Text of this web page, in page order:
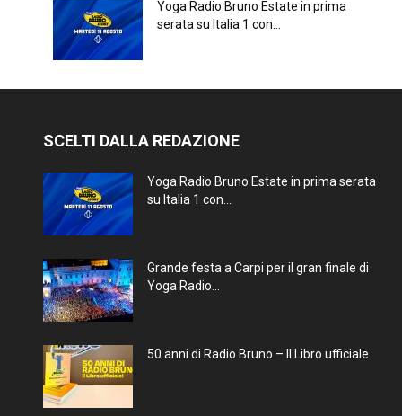
Yoga Radio Bruno Estate in prima
serata su Italia 1 con...
SCELTI DALLA REDAZIONE
Yoga Radio Bruno Estate in prima serata
su Italia 1 con...
Grande festa a Carpi per il gran finale di
Yoga Radio...
50 anni di Radio Bruno – Il Libro ufficiale